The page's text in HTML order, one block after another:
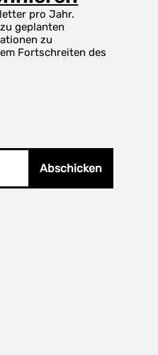
pro Jahr.
geplanten
zu
Fortschreiten des
Abschicken